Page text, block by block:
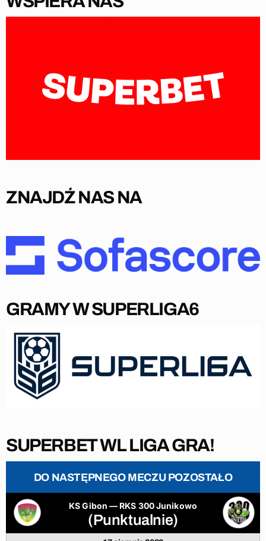
ZNAJDŹ NAS NA
GRAMY W SUPERLIGA6
SUPERBET WL LIGA GRA!
DO NASTĘPNEGO MECZU POZOSTAŁO
KS Gibon — RKS 300 Junikowo
(Punktualnie)